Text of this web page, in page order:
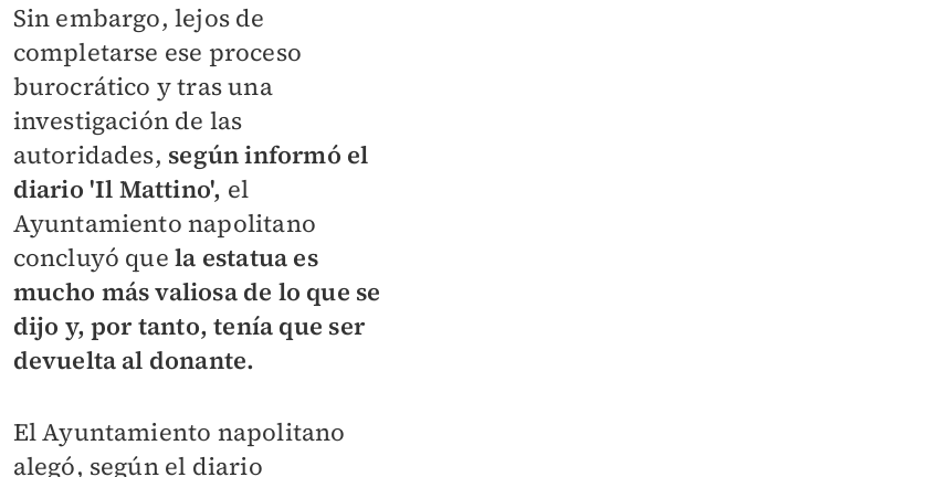
Sin embargo, lejos de
completarse ese proceso
burocrático y tras una
investigación de las
autoridades, según informó el
diario 'Il Mattino', el
Ayuntamiento napolitano
concluyó quela estatua es
mucho más valiosa de lo que se
dijo y, por tanto, tenía que ser
devuelta al donante.
El Ayuntamiento napolitano
alegó, según el diario